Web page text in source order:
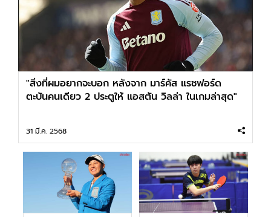
"สิ่งที่ผมอยากจะบอก หลังจาก มาร์คัส แรชฟอร์ด
ตะบันคนเดียว 2 ประตูให้ แอสตัน วิลล่า ในเกมล่าสุด"
31 มี.ค. 2568